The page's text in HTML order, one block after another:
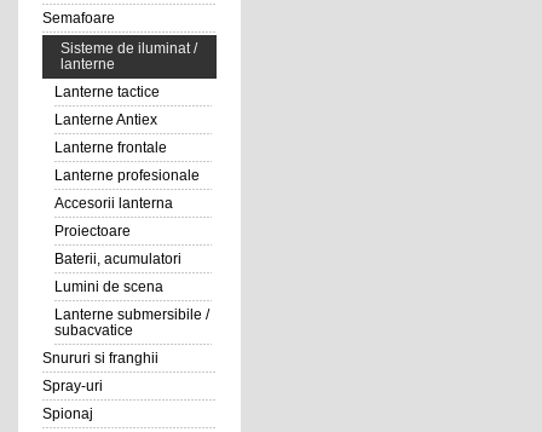
Semafoare
Sisteme de iluminat /
lanterne
Lanterne tactice
Lanterne Antiex
Lanterne frontale
Lanterne profesionale
Accesorii lanterna
Proiectoare
Baterii, acumulatori
Lumini de scena
Lanterne submersibile /
subacvatice
Snururi si franghii
Spray-uri
Spionaj